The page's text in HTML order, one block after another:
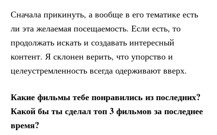
Сначала прикинуть, а вообще в его тематике есть
ли эта желаемая посещаемость. Если есть, то
продолжать искать и создавать интересный
контент. Я склонен верить, что упорство и
целеустремленность всегда одерживают вверх.
Какие фильмы тебе понравились из последних?
Какой бы ты сделал топ 3 фильмов за последнее
время?